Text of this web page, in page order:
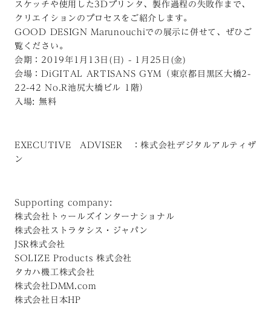
スケッチや使用した3Dプリンタ、製作過程の失敗作まで、
クリエイションのプロセスをご紹介します。
GOOD DESIGN Marunouchiでの展示に併せて、ぜひご
覧ください。
会期：2019年1月13日(日) - 1月25日(金)
会場：DiGITAL ARTISANS GYM（東京都目黒区大橋2-
22-42 No.R池尻大橋ビル 1階）
入場: 無料
EXECUTIVE ADVISER ：株式会社デジタルアルティザ
ン
Supporting company:
株式会社トゥールズインターナショナル
株式会社ストラタシス・ジャパン
JSR株式会社
SOLIZE Products 株式会社
タカハ機工株式会社
株式会社DMM.com
株式会社日本HP